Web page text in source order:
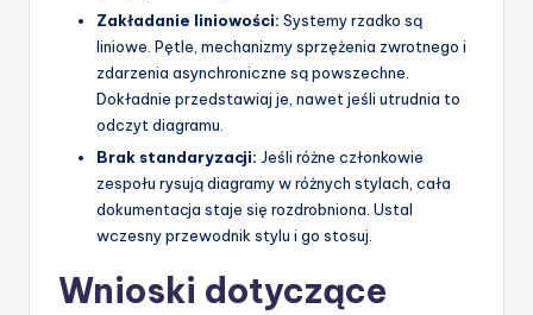
Zakładanie liniowości: Systemy rzadko są
liniowe. Pętle, mechanizmy sprzężenia zwrotnego i
zdarzenia asynchroniczne są powszechne.
Dokładnie przedstawiaj je, nawet jeśli utrudnia to
odczyt diagramu.
Brak standaryzacji: Jeśli różne członkowie
zespołu rysują diagramy w różnych stylach, cała
dokumentacja staje się rozdrobniona. Ustal
wczesny przewodnik stylu i go stosuj.
Wnioski dotyczące